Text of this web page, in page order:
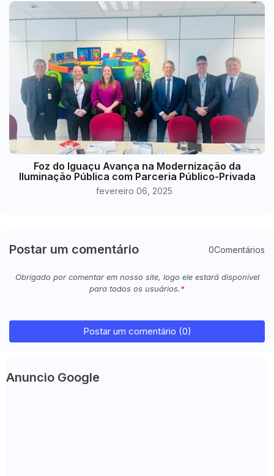
Foz do Iguaçu Avança na Modernização da
Iluminação Pública com Parceria Público-Privada
fevereiro 06, 2025
Postar um comentário 0Comentários
Obrigado por comentar em nosso site, logo ele estará disponível
para todos os usuários.
Postar um comentário (0)
Anuncio Google